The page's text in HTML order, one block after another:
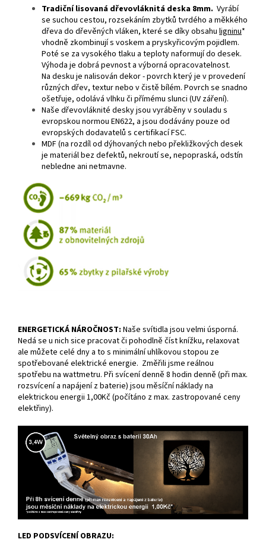
Tradiční lisovaná dřevovláknitá deska 8mm. Vyrábí
se suchou cestou, rozsekáním zbytků tvrdého a měkkého
dřeva do dřevěných vláken, které se díky obsahu ligninu*
vhodně zkombinují s voskem a pryskyřicovým pojidlem.
Poté se za vysokého tlaku a teploty naformují do desek.
Výhoda je dobrá pevnost a výborná opracovatelnost.
Na desku je nalisován dekor - povrch který je v provedení
různých dřev, textur nebo v čistě bílém. Povrch se snadno
ošetřuje, odolává vlhku či přímému slunci (UV záření).
Naše dřevovláknité desky jsou vyráběny v souladu s
evropskou normou EN622, a jsou dodávány pouze od
evropských dodavatelů s certifikací FSC.
MDF (na rozdíl od dýhovaných nebo překližkových desek
je materiál bez defektů, nekroutí se, nepopraská, odstín
nebledne ani netmavne.
ENERGETICKÁ NÁROČNOST: Naše svítidla jsou velmi úsporná.
Nedá se u nich sice pracovat či pohodlně číst knížku, relaxovat
ale můžete celé dny a to s minimální uhlíkovou stopou ze
spotřebované elektrické energie. Změřili jsme reálnou
spotřebu na wattmetru. Při svícení denně 8 hodin denně (při max.
rozsvícení a napájení z baterie) jsou měsíční náklady na
elektrickou energii 1,00Kč (počítáno z max. zastropované ceny
elektřiny).
LED PODSVÍCENÍ OBRAZU: